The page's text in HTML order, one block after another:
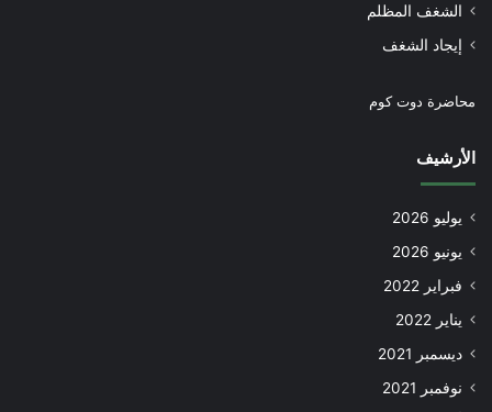
الشغف المظلم
إيجاد الشغف
محاضرة دوت كوم
الأرشيف
يوليو 2026
يونيو 2026
فبراير 2022
يناير 2022
ديسمبر 2021
نوفمبر 2021